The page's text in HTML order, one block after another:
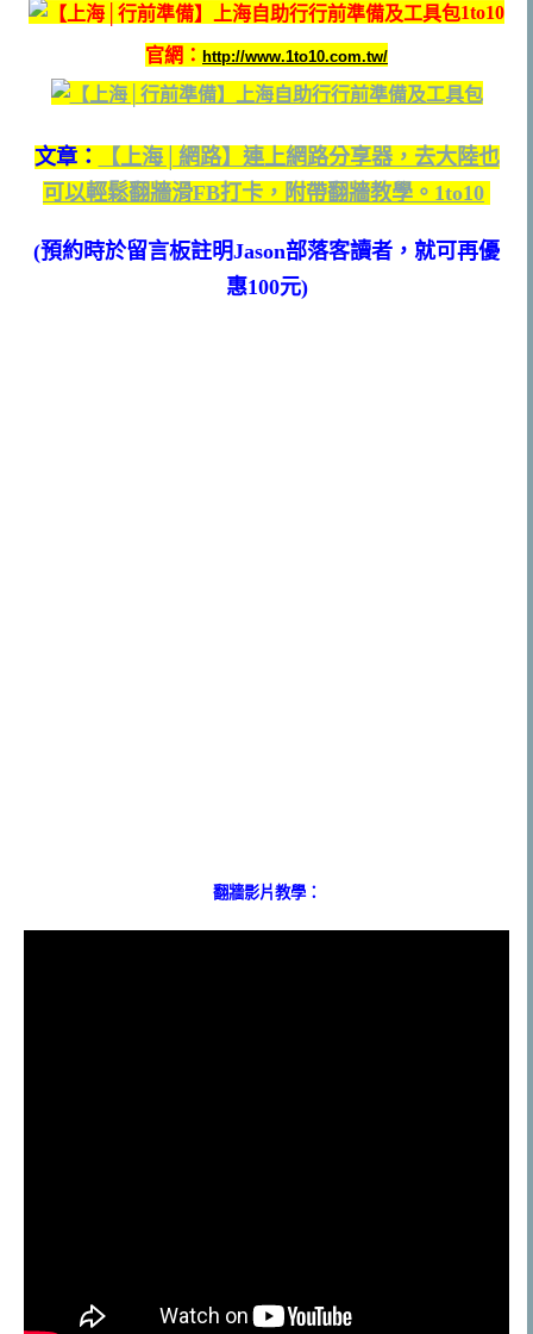
1to10
官網： http://www.1to10.com.tw/
文章：
【上海│網路】連上網路分享器，去大陸也
可以輕鬆翻牆滑FB打卡，附帶翻牆教學。1to10
(預約時於留言板註明Jason部落客讀者，就可再優
惠100元)
翻牆影片教學：